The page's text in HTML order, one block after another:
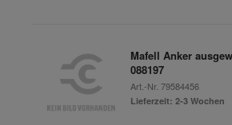
Mafell Anker
088197
Art.-Nr. 79584456
Lieferzeit: 2-3 Wochen